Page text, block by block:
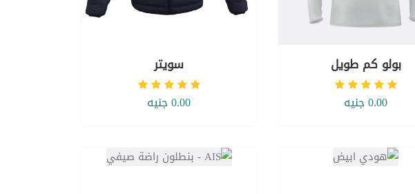
بولو كم طويل
0.00 جنيه
سويتر
0.00 جنيه